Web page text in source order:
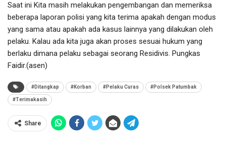
Saat ini Kita masih melakukan pengembangan dan memeriksa
beberapa laporan polisi yang kita terima apakah dengan modus
yang sama atau apakah ada kasus lainnya yang dilakukan oleh
pelaku. Kalau ada kita juga akan proses sesuai hukum yang
berlaku dimana pelaku sebagai seorang Residivis. Pungkas
Faidir.(asen)
#Ditangkap #Korban #Pelaku Curas #Polsek Patumbak
#Terimakasih
Share